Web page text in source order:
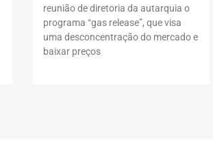
reunião de diretoria da autarquia o
programa “gas release”, que visa
uma desconcentração do mercado e
baixar preços